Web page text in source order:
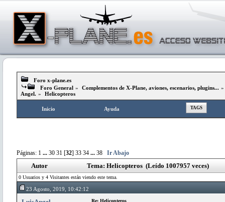
Foro x-plane.es
Foro General » Complementos de X-Plane, aviones, escenarios, plugins... »
Angel. » Helicopteros
Inicio Ayuda TAGS
Páginas: 1 ... 30 31 [32] 33 34 ... 38 Ir Abajo
Autor Tema: Helicopteros (Leído 1007957 veces)
0 Usuarios y 4 Visitantes están viendo este tema.
23 Agosto, 2019, 10:42:12
Re: Helicopteros